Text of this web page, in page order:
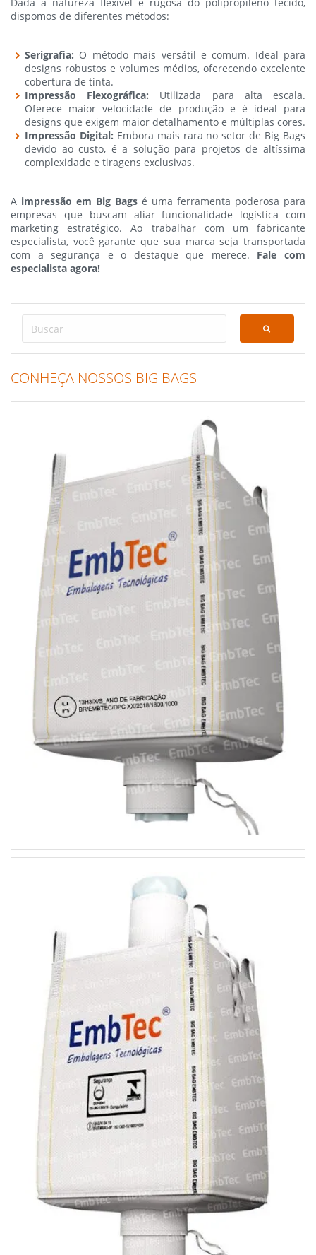
Dada a natureza flexível e rugosa do polipropileno tecido,
dispomos de diferentes métodos:
Serigrafia: O método mais versátil e comum. Ideal para
designs robustos e volumes médios, oferecendo excelente
cobertura de tinta.
Impressão Flexográfica: Utilizada para alta escala.
Oferece maior velocidade de produção e é ideal para
designs que exigem maior detalhamento e múltiplas cores.
Impressão Digital: Embora mais rara no setor de Big Bags
devido ao custo, é a solução para projetos de altíssima
complexidade e tiragens exclusivas.
A impressão em Big Bags é uma ferramenta poderosa para
empresas que buscam aliar funcionalidade logística com
marketing estratégico. Ao trabalhar com um fabricante
especialista, você garante que sua marca seja transportada
com a segurança e o destaque que merece. Fale com
especialista agora!
CONHEÇA NOSSOS BIG BAGS